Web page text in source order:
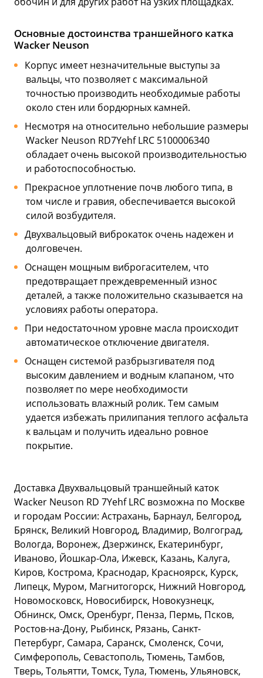
Основные достоинства траншейного катка
Wacker Neuson
Корпус имеет незначительные выступы за
вальцы, что позволяет с максимальной
точностью производить необходимые работы
около стен или бордюрных камней.
Несмотря на относительно небольшие размеры
Wacker Neuson RD7Yehf LRC 5100006340
обладает очень высокой производительностью
и работоспособностью.
Прекрасное уплотнение почв любого типа, в
том числе и гравия, обеспечивается высокой
силой возбудителя.
Двухвальцовый виброкаток очень надежен и
долговечен.
Оснащен мощным виброгасителем, что
предотвращает преждевременный износ
деталей, а также положительно сказывается на
условиях работы оператора.
При недостаточном уровне масла происходит
автоматическое отключение двигателя.
Оснащен системой разбрызгивателя под
высоким давлением и водным клапаном, что
позволяет по мере необходимости
использовать влажный ролик. Тем самым
удается избежать прилипания теплого асфальта
к вальцам и получить идеально ровное
покрытие.
Доставка Двухвальцовый траншейный каток
Wacker Neuson RD 7Yehf LRC возможна по Москве
и городам России: Астрахань, Барнаул, Белгород,
Брянск, Великий Новгород, Владимир, Волгоград,
Вологда, Воронеж, Дзержинск, Екатеринбург,
Иваново, Йошкар-Ола, Ижевск, Казань, Калуга,
Киров, Кострома, Краснодар, Красноярск, Курск,
Липецк, Муром, Магнитогорск, Нижний Новгород,
Новомосковск, Новосибирск, Новокузнецк,
Обнинск, Омск, Оренбург, Пенза, Пермь, Псков,
Ростов-на-Дону, Рыбинск, Рязань, Санкт-
Петербург, Самара, Саранск, Смоленск, Сочи,
Симферополь, Севастополь, Тюмень, Тамбов,
Тверь, Тольятти, Томск, Тула, Тюмень, Ульяновск,